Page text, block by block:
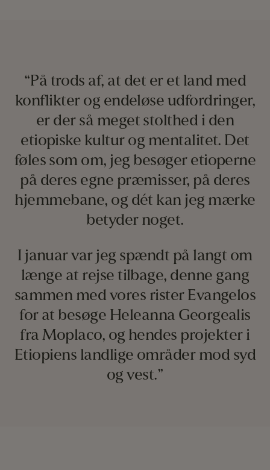
“På trods af, at det er et land med
konflikter og endeløse udfordringer,
er der så meget stolthed i den
etiopiske kultur og mentalitet. Det
føles som om, jeg besøger etioperne
på deres egne præmisser, på deres
hjemmebane, og dét kan jeg mærke
betyder noget.
I januar var jeg spændt på langt om
længe at rejse tilbage, denne gang
sammen med vores rister Evangelos
for at besøge Heleanna Georgealis
fra Moplaco, og hendes projekter i
Etiopiens landlige områder mod syd
og vest.”